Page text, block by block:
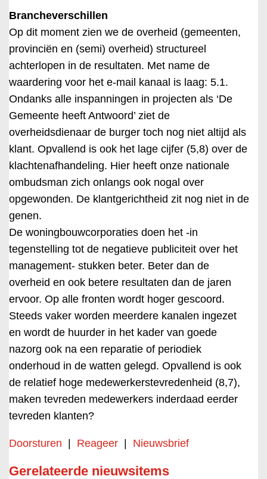
Brancheverschillen
Op dit moment zien we de overheid (gemeenten,
provinciën en (semi) overheid) structureel
achterlopen in de resultaten. Met name de
waardering voor het e-mail kanaal is laag: 5.1.
Ondanks alle inspanningen in projecten als ‘De
Gemeente heeft Antwoord’ ziet de
overheidsdienaar de burger toch nog niet altijd als
klant. Opvallend is ook het lage cijfer (5,8) over de
klachtenafhandeling. Hier heeft onze nationale
ombudsman zich onlangs ook nogal over
opgewonden. De klantgerichtheid zit nog niet in de
genen.
De woningbouwcorporaties doen het -in
tegenstelling tot de negatieve publiciteit over het
management- stukken beter. Beter dan de
overheid en ook betere resultaten dan de jaren
ervoor. Op alle fronten wordt hoger gescoord.
Steeds vaker worden meerdere kanalen ingezet
en wordt de huurder in het kader van goede
nazorg ook na een reparatie of periodiek
onderhoud in de watten gelegd. Opvallend is ook
de relatief hoge medewerkerstevredenheid (8,7),
maken tevreden medewerkers inderdaad eerder
tevreden klanten?
Doorsturen Reageer Nieuwsbrief
Gerelateerde nieuwsitems